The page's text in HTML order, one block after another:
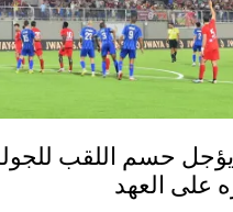
حسم اللقب
على العهد